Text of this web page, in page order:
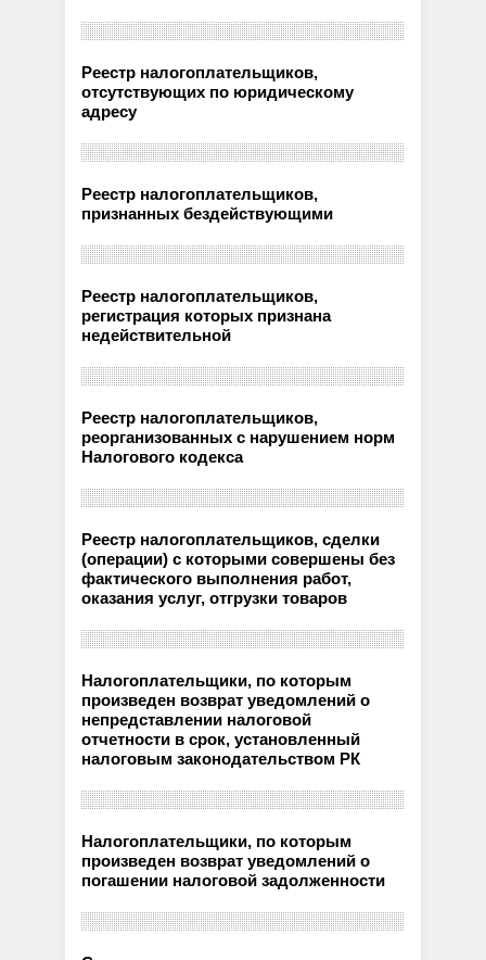
Реестр налогоплательщиков,
отсутствующих по юридическому
адресу
Реестр налогоплательщиков,
признанных бездействующими
Реестр налогоплательщиков,
регистрация которых признана
недействительной
Реестр налогоплательщиков,
реорганизованных с нарушением норм
Налогового кодекса
Реестр налогоплательщиков, сделки
(операции) с которыми совершены без
фактического выполнения работ,
оказания услуг, отгрузки товаров
Налогоплательщики, по которым
произведен возврат уведомлений о
непредставлении налоговой
отчетности в срок, установленный
налоговым законодательством РК
Налогоплательщики, по которым
произведен возврат уведомлений о
погашении налоговой задолженности